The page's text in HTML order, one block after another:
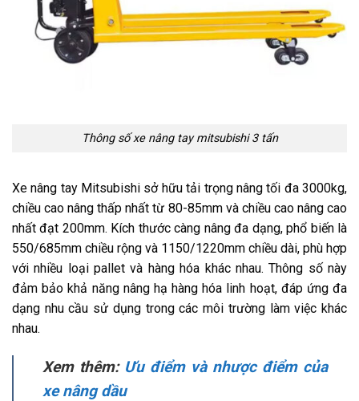
Thông số xe nâng tay mitsubishi 3 tấn
Xe nâng tay Mitsubishi sở hữu tải trọng nâng tối đa 3000kg,
chiều cao nâng thấp nhất từ 80-85mm và chiều cao nâng cao
nhất đạt 200mm. Kích thước càng nâng đa dạng, phổ biến là
550/685mm chiều rộng và 1150/1220mm chiều dài, phù hợp
với nhiều loại pallet và hàng hóa khác nhau. Thông số này
đảm bảo khả năng nâng hạ hàng hóa linh hoạt, đáp ứng đa
dạng nhu cầu sử dụng trong các môi trường làm việc khác
nhau.
Xem thêm: Ưu điểm và nhược điểm của
xe nâng dầu